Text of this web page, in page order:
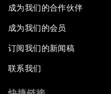
成为我们的合作伙伴
成为我们的会员
订阅我们的新闻稿
联系我们